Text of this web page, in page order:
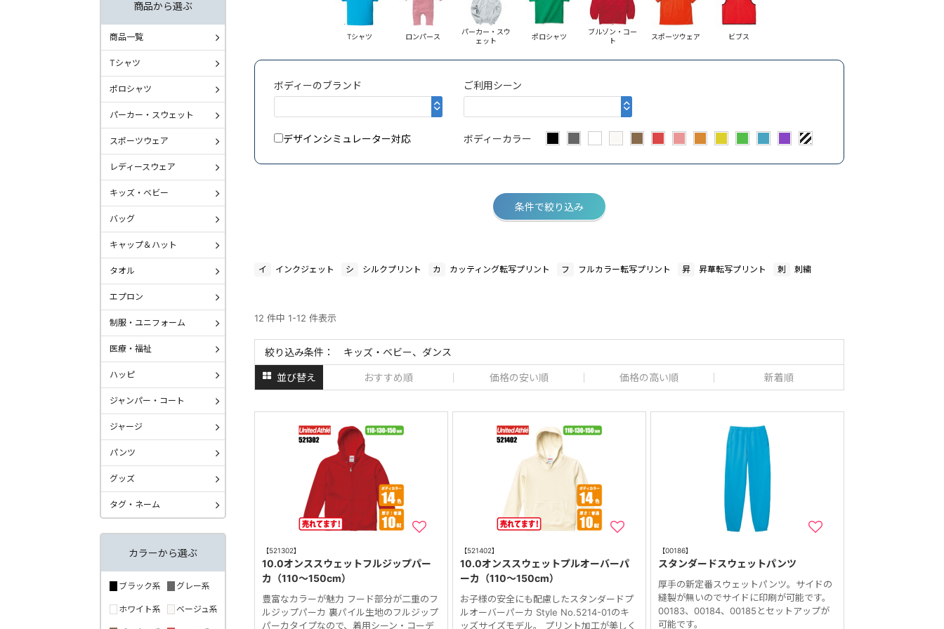
Tシャツ ロンパース
パーカー・スウ
ェット
ポロシャツ
ブルゾン・コー
ト
スポーツウェア ビブス
ボディーのブランド ご利用シーン
デザインシミュレーター対応 ボディーカラー
条件で絞り込み
イ インクジェット シ シルクプリント カ カッティング転写プリント フ フルカラー転写プリント 昇 昇華転写プリント 刺 刺繍
12 件中 1-12 件表示
絞り込み条件： キッズ・ベビー、ダンス
並び替え おすすめ順 価格の安い順 価格の高い順 新着順
【521302】
10.0オンススウェットフルジップパー
カ（110～150cm）
豊富なカラーが魅力 フード部分が二重のフ
ルジップパーカ 裏パイル生地のフルジップ
パーカタイプなので、着用シーン・コーデ
【521402】
10.0オンススウェットプルオーバーパ
ーカ（110～150cm）
お子様の安全にも配慮したスタンダードプ
ルオーバーパーカ Style No.5214-01のキ
ッズサイズモデル。 プリント加工が美しく
【00186】
スタンダードスウェットパンツ
厚手の新定番スウェットパンツ。サイドの
縫製が無いのでサイドに印刷が可能です。
00183、00184、00185とセットアップが
可能です。
商品から選ぶ
商品一覧
Tシャツ
ポロシャツ
パーカー・スウェット
スポーツウェア
レディースウェア
キッズ・ベビー
バッグ
キャップ＆ハット
タオル
エプロン
制服・ユニフォーム
医療・福祉
ハッピ
ジャンパー・コート
ジャージ
パンツ
グッズ
タグ・ネーム
カラーから選ぶ
ブラック系 グレー系
ホワイト系 ベージュ系